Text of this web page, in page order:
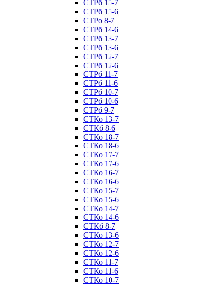
СТРб 15-7
СТРб 15-6
СТРо 8-7
СТРб 14-6
СТРб 13-7
СТРб 13-6
СТРб 12-7
СТРб 12-6
СТРб 11-7
СТРб 11-6
СТРб 10-7
СТРб 10-6
СТРб 9-7
СТКо 13-7
СТКб 8-6
СТКо 18-7
СТКо 18-6
СТКо 17-7
СТКо 17-6
СТКо 16-7
СТКо 16-6
СТКо 15-7
СТКо 15-6
СТКо 14-7
СТКо 14-6
СТКб 8-7
СТКо 13-6
СТКо 12-7
СТКо 12-6
СТКо 11-7
СТКо 11-6
СТКо 10-7